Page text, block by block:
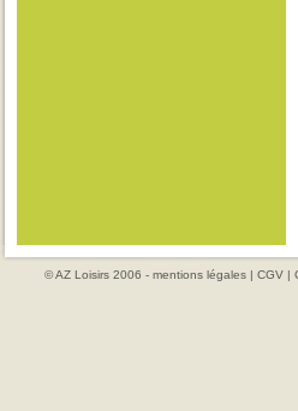
© AZ Loisirs 2006 - mentions légales | CGV |